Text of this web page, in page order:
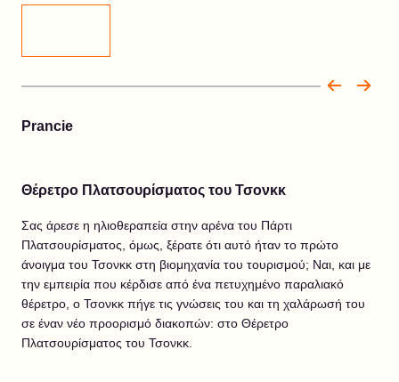
Prancie
Θέρετρο Πλατσουρίσματος του Τσονκκ
Σας άρεσε η ηλιοθεραπεία στην αρένα του Πάρτι
Πλατσουρίσματος, όμως, ξέρατε ότι αυτό ήταν το πρώτο
άνοιγμα του Τσονκκ στη βιομηχανία του τουρισμού; Ναι, και με
την εμπειρία που κέρδισε από ένα πετυχημένο παραλιακό
θέρετρο, ο Τσονκκ πήγε τις γνώσεις του και τη χαλάρωσή του
σε έναν νέο προορισμό διακοπών: στο Θέρετρο
Πλατσουρίσματος του Τσονκκ.